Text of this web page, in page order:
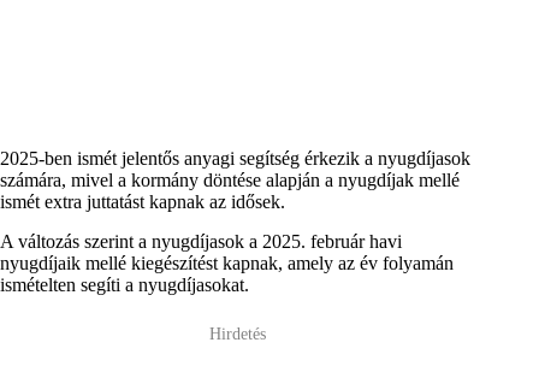
2025-ben ismét jelentős anyagi segítség érkezik a nyugdíjasok
számára, mivel a kormány döntése alapján a nyugdíjak mellé
ismét extra juttatást kapnak az idősek.
A változás szerint a nyugdíjasok a 2025. február havi
nyugdíjaik mellé kiegészítést kapnak, amely az év folyamán
ismételten segíti a nyugdíjasokat.
Hirdetés